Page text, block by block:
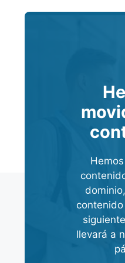
llevará a